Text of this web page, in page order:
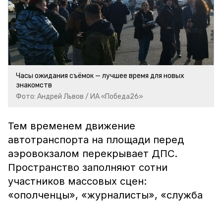
Часы ожидания съёмок — лучшее время для новых
знакомств
Фото: Андрей Львов / ИА «Победа26»
Тем временем движение
автотранспорта на площади перед
аэровокзалом перекрывает ДПС.
Пространство заполняют сотни
участников массовых сцен:
«ополченцы», «журналисты», «служба